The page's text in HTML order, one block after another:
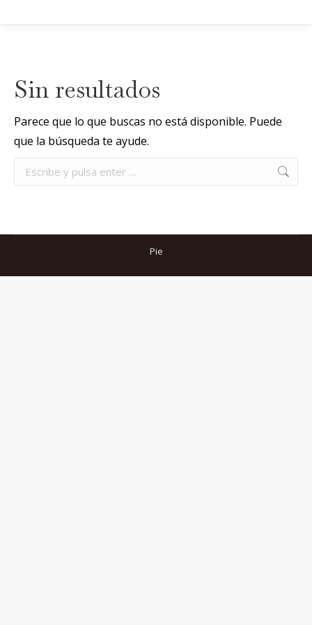
Sin resultados
Parece que lo que buscas no está disponible. Puede
que la búsqueda te ayude.
Buscar:
Pie